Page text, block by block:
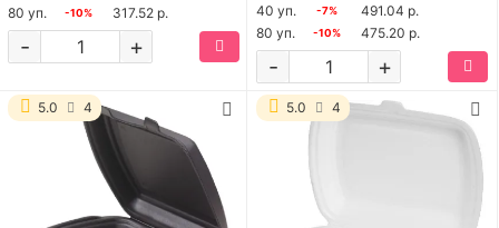
80 уп.
-10% 317.52 р.
+
-
40 уп.
-7%
491.04 р.
80 уп.
-10% 475.20 р.
+
-
5.0 4 5.0 4